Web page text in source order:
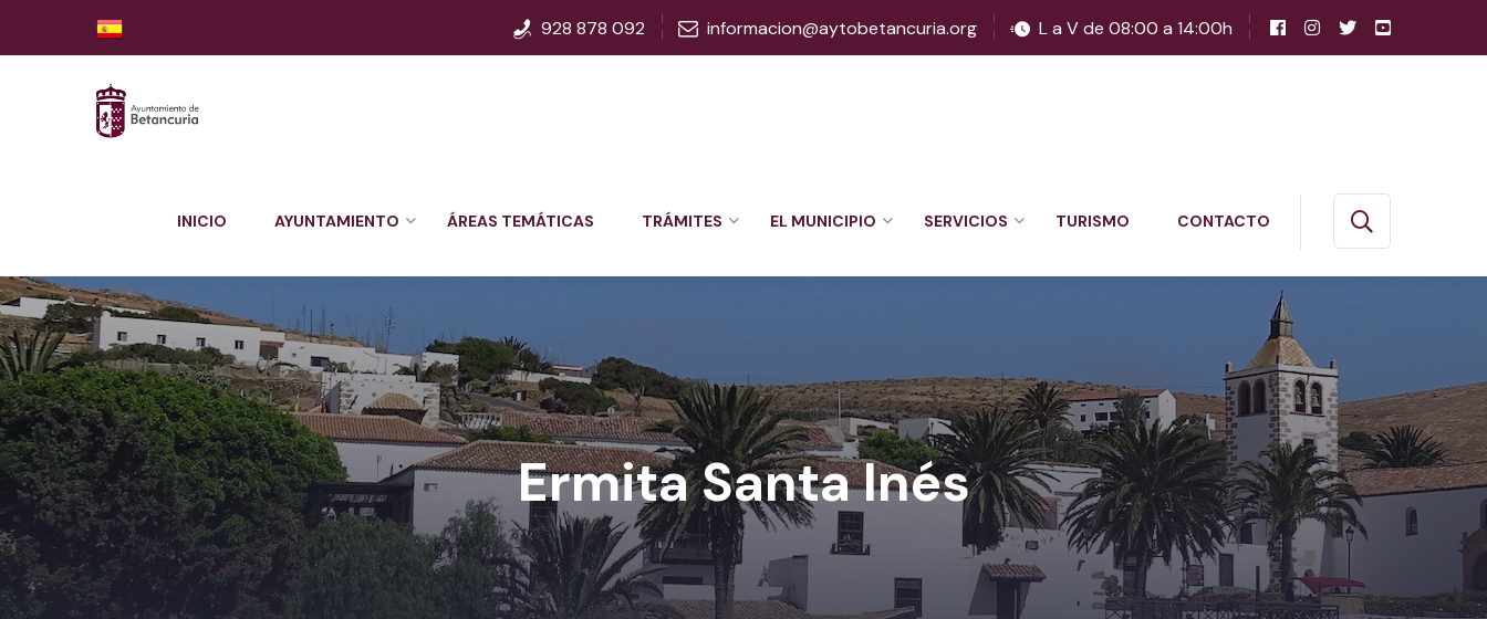
928 878 092 informacion@aytobetancuria.org L a V de 08:00 a 14:00h
INICIO AYUNTAMIENTO ÁREAS TEMÁTICAS TRÁMITES EL MUNICIPIO SERVICIOS TURISMO CONTACTO
Ermita Santa Inés